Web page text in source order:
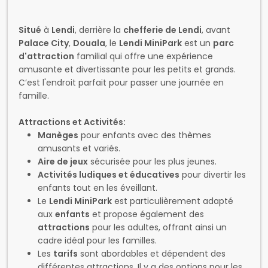
Situé à Lendi, derrière la chefferie de Lendi, avant
Palace City, Douala, le Lendi MiniPark est un parc
d'attraction familial qui offre une expérience
amusante et divertissante pour les petits et grands.
C’est l'endroit parfait pour passer une journée en
famille.
Attractions et Activités:
Manèges pour enfants avec des thèmes
amusants et variés.
Aire de jeux sécurisée pour les plus jeunes.
Activités ludiques et éducatives pour divertir les
enfants tout en les éveillant.
Le Lendi MiniPark est particulièrement adapté
aux enfants et propose également des
attractions pour les adultes, offrant ainsi un
cadre idéal pour les familles.
Les tarifs sont abordables et dépendent des